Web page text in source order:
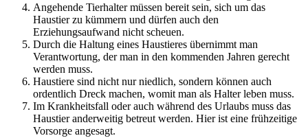
Angehende Tierhalter müssen bereit sein, sich um das
Haustier zu kümmern und dürfen auch den
Erziehungsaufwand nicht scheuen.
Durch die Haltung eines Haustieres übernimmt man
Verantwortung, der man in den kommenden Jahren gerecht
werden muss.
Haustiere sind nicht nur niedlich, sondern können auch
ordentlich Dreck machen, womit man als Halter leben muss.
Im Krankheitsfall oder auch während des Urlaubs muss das
Haustier anderweitig betreut werden. Hier ist eine frühzeitige
Vorsorge angesagt.